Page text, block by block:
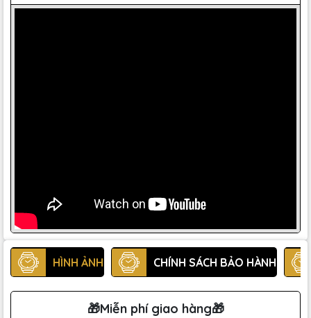
HÌNH ẢNH CHÍNH SÁCH BẢO HÀNH
🎁Miễn phí giao hàng🎁